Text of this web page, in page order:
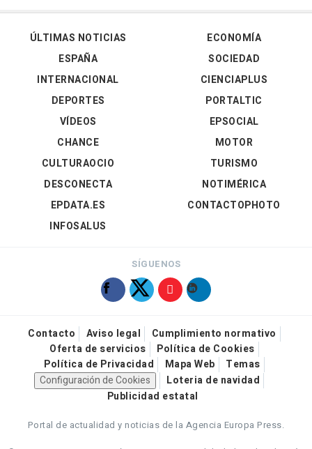
ÚLTIMAS NOTICIAS
ESPAÑA
INTERNACIONAL
DEPORTES
VÍDEOS
ECONOMÍA
SOCIEDAD
CIENCIAPLUS
PORTALTIC
EPSOCIAL
CHANCE
CULTURAOCIO
DESCONECTA
EPDATA.ES
INFOSALUS
MOTOR
TURISMO
NOTIMÉRICA
CONTACTOPHOTO
SÍGUENOS
Contacto Aviso legal
Cumplimiento normativo
Oferta de servicios
Política de Cookies
Política de Privacidad
Mapa Web
Temas
Configuración de Cookies
Loteria de navidad
Publicidad estatal
Portal de actualidad y noticias de la Agencia Europa Press.